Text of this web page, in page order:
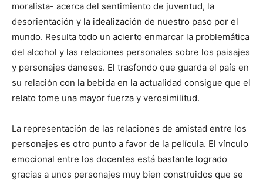
moralista- acerca del sentimiento de juventud, la
desorientación y la idealización de nuestro paso por el
mundo. Resulta todo un acierto enmarcar la problemática
del alcohol y las relaciones personales sobre los paisajes
y personajes daneses. El trasfondo que guarda el país en
su relación con la bebida en la actualidad consigue que el
relato tome una mayor fuerza y verosimilitud.
La representación de las relaciones de amistad entre los
personajes es otro punto a favor de la película. El vínculo
emocional entre los docentes está bastante logrado
gracias a unos personajes muy bien construidos que se